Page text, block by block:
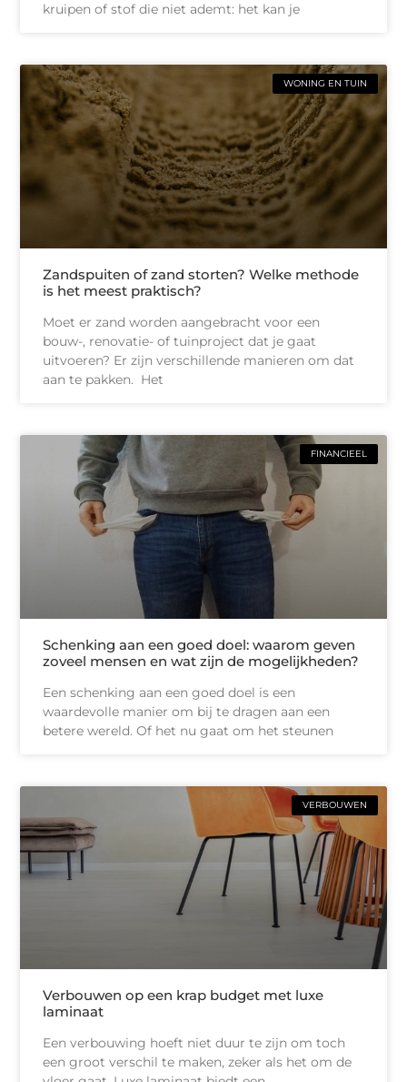
kruipen of stof die niet ademt: het kan je
WONING EN TUIN
Zandspuiten of zand storten? Welke methode
is het meest praktisch?
Moet er zand worden aangebracht voor een
bouw-, renovatie- of tuinproject dat je gaat
uitvoeren? Er zijn verschillende manieren om dat
aan te pakken. Het
FINANCIEEL
Schenking aan een goed doel: waarom geven
zoveel mensen en wat zijn de mogelijkheden?
Een schenking aan een goed doel is een
waardevolle manier om bij te dragen aan een
betere wereld. Of het nu gaat om het steunen
VERBOUWEN
Verbouwen op een krap budget met luxe
laminaat
Een verbouwing hoeft niet duur te zijn om toch
een groot verschil te maken, zeker als het om de